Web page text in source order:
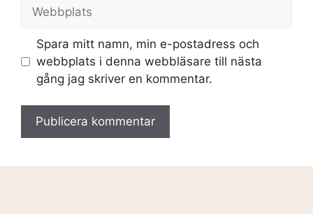
Spara mitt namn, min e-postadress och
webbplats i denna webbläsare till nästa
gång jag skriver en kommentar.